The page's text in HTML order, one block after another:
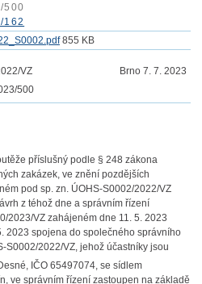
500
162
855 KB
VZ
500
Brno 7. 7. 2023
příslušný podle § 248 zákona
zakázek, ve znění pozdějších
pod sp. zn. ÚOHS-S0002/2022/VZ
z téhož dne a správním řízení
2023/VZ zahájeném dne 11. 5. 2023
2023 spojena do společného správního
S0002/2022/VZ, jehož účastníky jsou
IČO 65497074, se sídlem
ve správním řízení zastoupen na základě